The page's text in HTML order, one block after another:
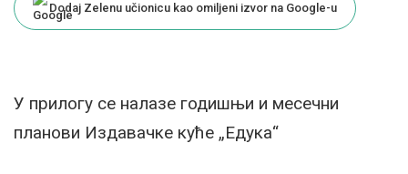
Dodaj Zelenu učionicu kao omiljeni izvor na Google-u
У прилогу се налазе годишњи и месечни
планови Издавачке куће „Едука“